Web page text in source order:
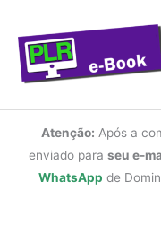
conteúdo
Atenção: Após a
enviado para seu e-
WhatsApp de